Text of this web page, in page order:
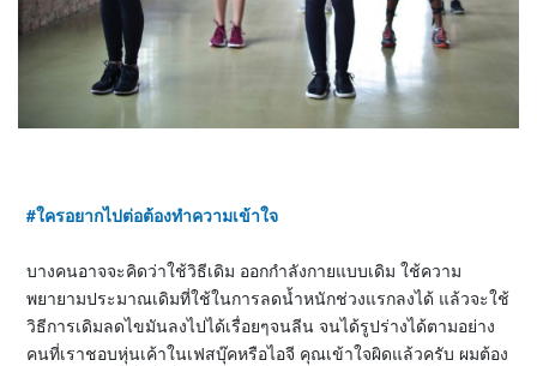
#ใครอยากไปต่อต้องทำความเข้าใจ
บางคนอาจจะคิดว่าใช้วิธีเดิม ออกกำลังกายแบบเดิม ใช้ความ
พยายามประมาณเดิมที่ใช้ในการลดน้ำหนักช่วงแรกลงได้ แล้วจะใช้
วิธีการเดิมลดไขมันลงไปได้เรื่อยๆจนลีน จนได้รูปร่างได้ตามอย่าง
คนที่เราชอบหุ่นเค้าในเฟสบุ๊คหรือไอจี คุณเข้าใจผิดแล้วครับ ผมต้อง